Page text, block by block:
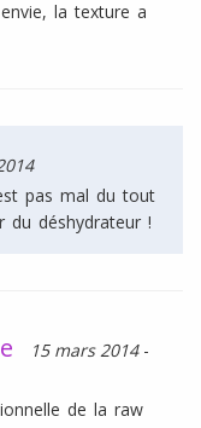
la texture a
pas mal du tout
déshydrateur !
15 mars 2014 -
de la raw